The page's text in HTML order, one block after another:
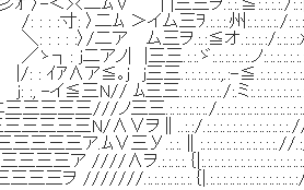
二ﾑ∨ | |三三ヲ.:.:.≦:.:.:.:./:.:|/
＞イム三ｦ.:.:.:.州:.:.:.:.:./
ア ム三ヲ.:.:≦オ.:.:.:.:/:.:.:.:ﾒ
| |三三.:.:.ゞ:.:.:.:.:.:.ノ:.:.:.:.:.:.:.
j三三.:.:.:.:.:.:,.:-≦.:.:.:.:.:.:.:.:.:
ﾑ三三.:.:.:.:.:.:./:.ミ
///ノ三三.:.:.:.:.:.:./
三三N/∧∨ヲ∥..:.:/
三三ア.ﾑ∨三
ア ////∧ヲ.:.:.:.:.｛
ヲ ///////.:.:.:.:.:.:.:.｛